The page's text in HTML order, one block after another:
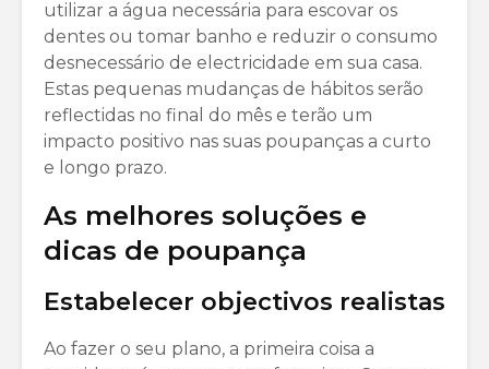
utilizar a água necessária para escovar os
dentes ou tomar banho e reduzir o consumo
desnecessário de electricidade em sua casa.
Estas pequenas mudanças de hábitos serão
reflectidas no final do mês e terão um
impacto positivo nas suas poupanças a curto
e longo prazo.
As melhores soluções e
dicas de poupança
Estabelecer objectivos realistas
Ao fazer o seu plano, a primeira coisa a